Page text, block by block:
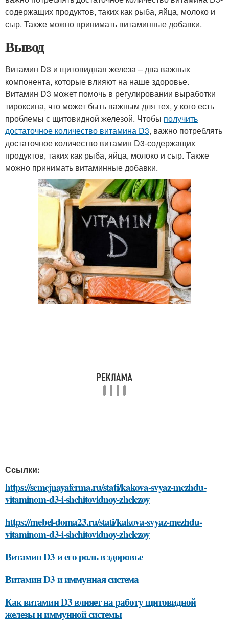
содержащих продуктов, таких как рыба, яйца, молоко и
сыр. Также можно принимать витаминные добавки.
Вывод
Витамин D3 и щитовидная железа – два важных
компонента, которые влияют на наше здоровье.
Витамин D3 может помочь в регулировании выработки
тироксина, что может быть важным для тех, у кого есть
проблемы с щитовидной железой. Чтобы получить
достаточное количество витамина D3, важно потреблять
достаточное количество витамин D3-содержащих
продуктов, таких как рыба, яйца, молоко и сыр. Также
можно принимать витаминные добавки.
Ссылки:
https://semejnayaferma.ru/stati/kakova-svyaz-mezhdu-
vitaminom-d3-i-shchitovidnoy-zhelezoy
https://mebel-doma23.ru/stati/kakova-svyaz-mezhdu-
vitaminom-d3-i-shchitovidnoy-zhelezoy
Витамин D3 и его роль в здоровье
Витамин D3 и иммунная система
Как витамин D3 влияет на работу щитовидной
железы и иммунной системы